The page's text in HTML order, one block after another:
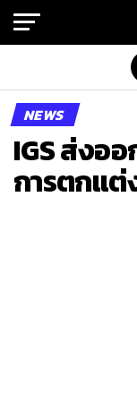
NEWS
IGS ส่งอ
การตกแต่